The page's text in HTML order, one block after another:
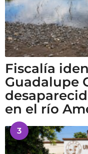
Fiscalía
Guadalupe
en el río
3